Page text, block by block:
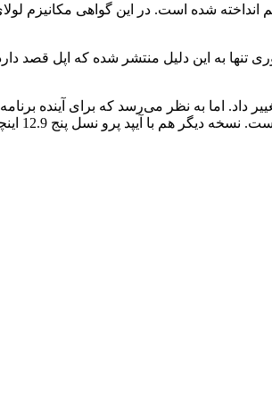
شده است. در این گواهی مکانیزم
تنها به این دلیل منتشر شده که اپل قصد
طراحی این صفحه‌کلید را تغییر داد. اما به نظر می‌رسد